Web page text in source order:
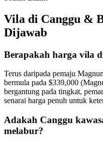
Vila di Canggu &
Dijawab
Berapakah harga vila
Terus daripada pemaju
bermula pada $339,000
bergantung pada tingkat,
senarai harga penuh untuk
Adakah Canggu
melabur?